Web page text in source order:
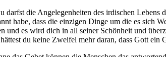
die Angelegenheiten des irdischen
habe, dass die einzigen Dinge um die es sich
und es wird dich in all seiner Schönheit und
du keine Zweifel mehr daran, dass Gott